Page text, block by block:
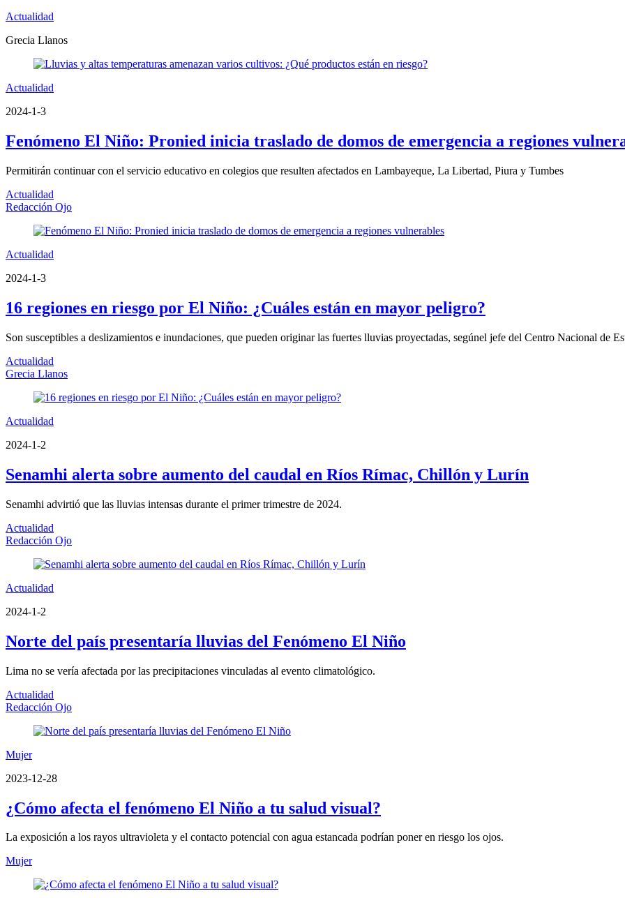
Actualidad
Grecia Llanos
Actualidad
2024-1-3
Fenómeno El Niño: Pronied inicia traslado de domos de emergencia a regiones
Permitirán continuar con el servicio educativo en colegios que resulten afectados en Lambayeque, La Libertad, Piura y Tumbes
Actualidad
Redacción Ojo
Actualidad
2024-1-3
16 regiones en riesgo por El Niño: ¿Cuáles están en mayor peligro?
Son susceptibles a deslizamientos e inundaciones, que pueden originar las fuertes lluvias proyectadas, segúnel jefe del Centro Nacional de
Actualidad
Grecia Llanos
Actualidad
2024-1-2
Senamhi alerta sobre aumento del caudal en Ríos Rímac, Chillón y Lurín
Senamhi advirtió que las lluvias intensas durante el primer trimestre de 2024.
Actualidad
Redacción Ojo
Actualidad
2024-1-2
Norte del país presentaría lluvias del Fenómeno El Niño
Lima no se vería afectada por las precipitaciones vinculadas al evento climatológico.
Actualidad
Redacción Ojo
Mujer
2023-12-28
¿Cómo afecta el fenómeno El Niño a tu salud visual?
La exposición a los rayos ultravioleta y el contacto potencial con agua estancada podrían poner en riesgo los ojos.
Mujer